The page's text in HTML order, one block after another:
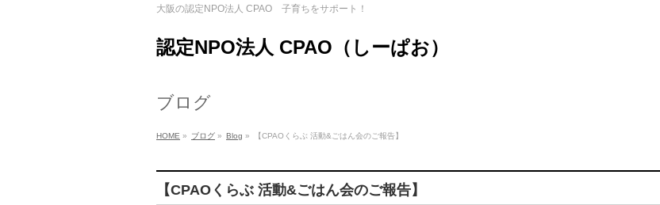
大阪の認定NPO法人 CPAO 子育ちをサポート！
認定NPO法人 CPAO（しーぱお）
ブログ
HOME » ブログ » Blog » 【CPAOくらぶ 活動&ごはん会のご報告】
【CPAOくらぶ 活動&ごはん会のご報告】